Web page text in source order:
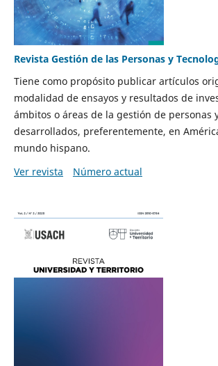
Revista Gestión de las Personas y
Tiene como propósito publicar artículos
modalidad de ensayos y resultados de
ámbitos o áreas de la gestión de personas
desarrollados, preferentemente, en
mundo hispano.
Ver revista
Número actual